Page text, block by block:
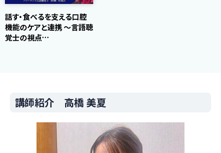
話す・食べるを支える口腔
機能のケアと連携 〜言語聴
覚士の視点…
講師紹介 高橋 美夏